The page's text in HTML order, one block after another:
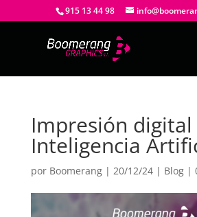
915 13 44 98
Impresión digital
Inteligencia
por Boomerang| 20/12/24| Blog|